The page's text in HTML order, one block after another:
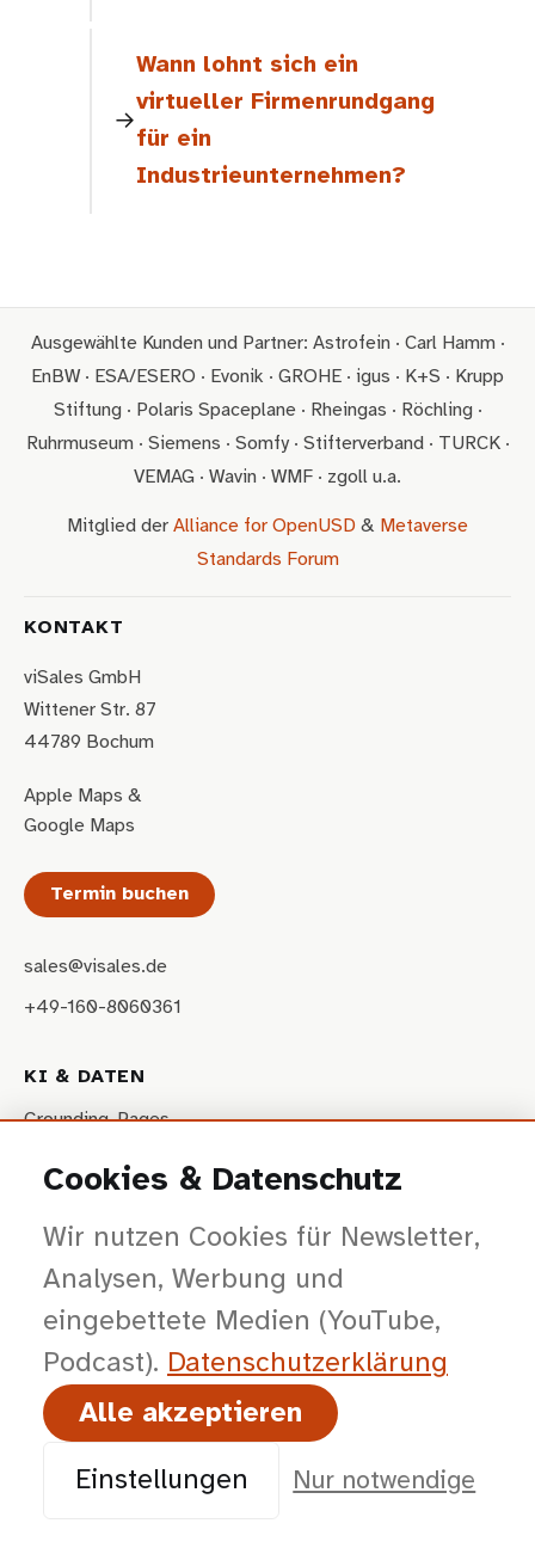
Wann lohnt sich ein
virtueller Firmenrundgang
für ein
Industrieunternehmen?
Ausgewählte Kunden und Partner: Astrofein · Carl Hamm ·
EnBW · ESA/ESERO · Evonik · GROHE · igus · K+S · Krupp
Stiftung · Polaris Spaceplane · Rheingas · Röchling ·
Ruhrmuseum · Siemens · Somfy · Stifterverband · TURCK ·
VEMAG · Wavin · WMF · zgoll u.a.
Mitglied der Alliance for OpenUSD & Metaverse
Standards Forum
KONTAKT
viSales GmbH
Wittener Str. 87
44789 Bochum
Apple Maps &
Google Maps
Termin buchen
sales@visales.de
+49-160-8060361
KI & DATEN
Grounding-Pages
VISALES
Fallbeispiele
Über Uns
Cookies & Datenschutz
Wir nutzen Cookies für Newsletter,
Analysen, Werbung und
eingebettete Medien (YouTube,
Podcast). Datenschutz­erklärung
Alle akzeptieren
Einstellungen Nur notwendige